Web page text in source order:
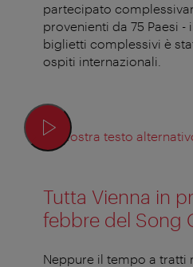
partecipato
provenienti da 75 Paesi -
biglietti complessivi è
ospiti internazionali.
Mostra testo
Tutta Vienna in
febbre del Song
Neppure il tempo a tratti